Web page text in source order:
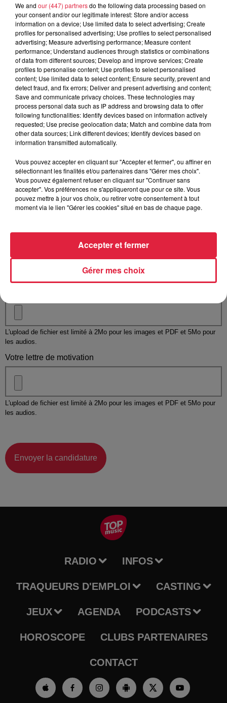
Votre nom*
Votre e-mail*
Votre n° de téléphone*
Votre message*
Taille maximum : 500 caractères
L'upload de fichier est limité à 2Mo pour les images et PDF et 5Mo pour
les audios.
Votre lettre de motivation
L'upload de fichier est limité à 2Mo pour les images et PDF et 5Mo pour
les audios.
Envoyer la candidature
RADIO INFOS
TRAQUEURS D'EMPLOI CASTING
JEUX AGENDA PODCASTS
HOROSCOPE CLUBS PARTENAIRES
CONTACT
We and our (447) partnersdo the following data processing based on
your consent and/or our legitimate interest: Store and/or access
information on a device; Use limited data to select advertising; Create
profiles for personalised advertising; Use profiles to select personalised
advertising; Measure advertising performance; Measure content
performance; Understand audiences through statistics or combinations
of data from different sources; Develop and improve services; Create
profiles to personalise content; Use profiles to select personalised
content; Use limited data to select content; Ensure security, prevent and
detect fraud, and fix errors; Deliver and present advertising and content;
Save and communicate privacy choices. These technologies may
process personal data such as IP address and browsing data to offer
following functionalities: Identify devices based on information actively
requested; Use precise geolocation data; Match and combine data from
other data sources; Link different devices; Identify devices based on
information transmitted automatically.
Vous pouvez accepter en cliquant sur "Accepter et fermer", ou affiner en
sélectionnant les finalités et/ou partenaires dans "Gérer mes choix".
Vous pouvez également refuser en cliquant sur "Continuer sans
accepter". Vos préférences ne s'appliqueront que pour ce site. Vous
pouvez mettre à jour vos choix, ou retirer votre consentement à tout
moment via le lien "Gérer les cookies" situé en bas de chaque page.
Gérer mes choix
Accepter et fermer